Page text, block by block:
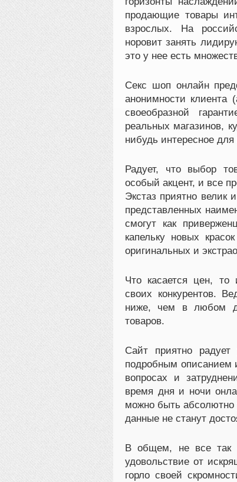
продающие товары
взрослых. На
норовит занять
это у нее есть
Секс шоп онлайн
анонимности
своеобразной
реальных магазинов,
нибудь интересное
Радует, что выбор
особый акцент, и все
Экстаз приятно велик
представленных
смогут как
капельку новых
оригинальных и
Что касается цен, то
своих конкурентов.
ниже, чем в любом
товаров.
Сайт приятно
подробным описанием
вопросах и
время дня и ночи
можно быть абсолютно
данные не станут
В общем, не все так
удовольствие от
горло своей